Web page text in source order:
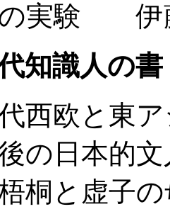
実験 伊
識人の書
西欧と東
の日本的
桐と虚子